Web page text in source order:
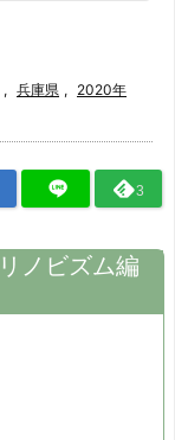
, 兵庫県 , 2020年
3
リノビズム編